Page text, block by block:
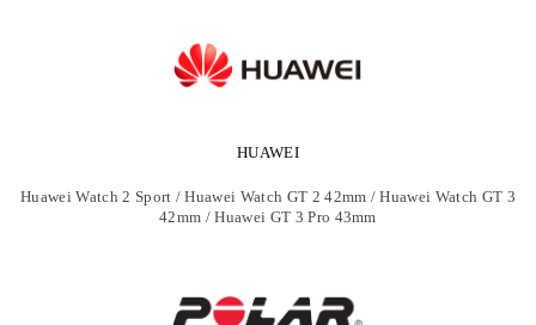
HUAWEI
Huawei Watch 2 Sport / Huawei Watch GT 2 42mm / Huawei Watch GT 3
42mm / Huawei GT 3 Pro 43mm